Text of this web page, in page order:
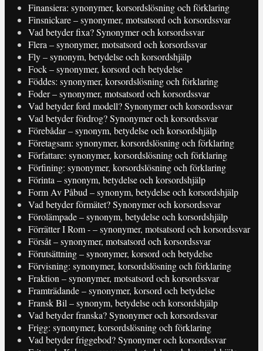
Finansiera: synonymer, korsordslösning och förklaring
Finsnickare – synonymer, motsatsord och korsordssvar
Vad betyder fixa? Synonymer och korsordssvar
Flera – synonymer, motsatsord och korsordssvar
Fly – synonym, betydelse och korsordshjälp
Fock – synonymer, korsord och betydelse
Föddes: synonymer, korsordslösning och förklaring
Foder – synonymer, motsatsord och korsordssvar
Vad betyder ford modell? Synonymer och korsordssvar
Vad betyder fördrog? Synonymer och korsordssvar
Förebådar – synonym, betydelse och korsordshjälp
Företagsam: synonymer, korsordslösning och förklaring
Författare: synonymer, korsordslösning och förklaring
Förfining: synonymer, korsordslösning och förklaring
Förinta – synonym, betydelse och korsordshjälp
Form Av Påbud – synonym, betydelse och korsordshjälp
Vad betyder förmätet? Synonymer och korsordssvar
Förolämpade – synonym, betydelse och korsordshjälp
Förrätter I Rom - – synonymer, motsatsord och korsordssvar
Försåt – synonymer, motsatsord och korsordssvar
Förutsättning – synonymer, korsord och betydelse
Förvisning: synonymer, korsordslösning och förklaring
Fraktion – synonymer, motsatsord och korsordssvar
Framträdande – synonymer, korsord och betydelse
Fransk Bil – synonym, betydelse och korsordshjälp
Vad betyder franska? Synonymer och korsordssvar
Frigg: synonymer, korsordslösning och förklaring
Vad betyder friggebod? Synonymer och korsordssvar